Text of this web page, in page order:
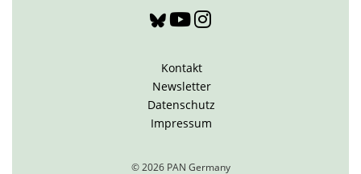
Kontakt
Newsletter
Datenschutz
Impressum
© 2026 PAN Germany